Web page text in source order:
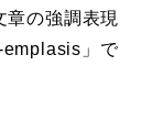
章の強調表現
emplasis」で